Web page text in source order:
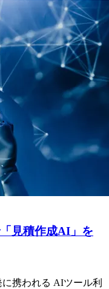
見積作成AI」を
携われる AIツール利